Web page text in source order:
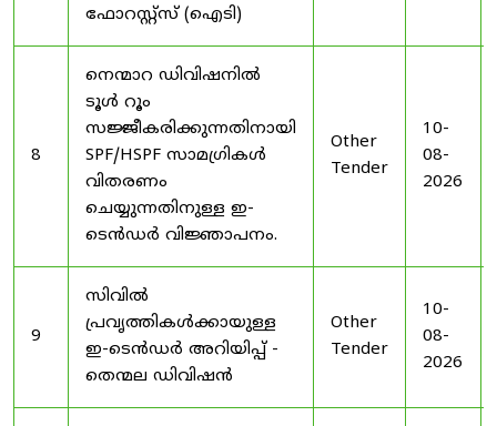
ഫോറസ്റ്റ്സ് (ഐടി)
8
നെന്മാറ ഡിവിഷനിൽ
ടൂൾ റൂം
സജ്ജീകരിക്കുന്നതിനായി
SPF/HSPF സാമഗ്രികൾ
വിതരണം
ചെയ്യുന്നതിനുള്ള ഇ-
ടെൻഡർ വിജ്ഞാപനം.
Other
Tender
10-
08-
2026
9
സിവിൽ
പ്രവൃത്തികൾക്കായുള്ള
ഇ-ടെൻഡർ അറിയിപ്പ് -
തെന്മല ഡിവിഷൻ
Other
Tender
10-
08-
2026